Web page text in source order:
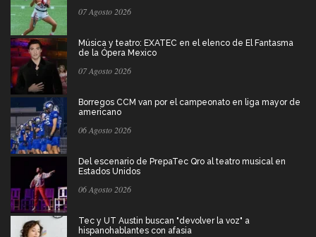
07 Agosto 2026
Música y teatro: EXATEC en el elenco de El Fantasma
de la Ópera Mexico
07 Agosto 2026
Borregos CCM van por el campeonato en liga mayor de
americano
06 Agosto 2026
Del escenario de PrepaTec Qro al teatro musical en
Estados Unidos
06 Agosto 2026
Tec y UT Austin buscan "devolver la voz" a
hispanohablantes con afasia